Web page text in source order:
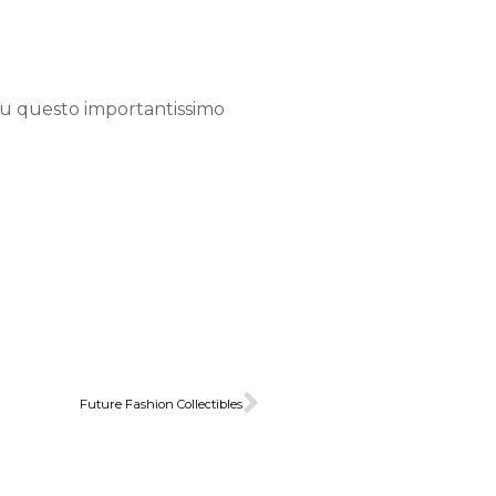
questo importantissimo
Future Fashion Collectibles